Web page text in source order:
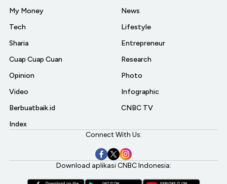
My Money
Tech
Sharia
Cuap Cuap Cuan
Opinion
Video
Berbuatbaik.id
Index
News
Lifestyle
Entrepreneur
Research
Photo
Infographic
CNBC TV
Connect With Us:
Download aplikasi CNBC Indonesia: